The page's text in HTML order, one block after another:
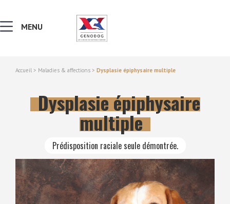
NOTIONS DE GÉNÉTIQUE
RECHERCHER UNE RACE
LEXIQUE
MENU
Accueil > Maladies & affections > Dysplasie épiphysaire multiple
Dysplasie épiphysaire
multiple
Prédisposition raciale seule démontrée.